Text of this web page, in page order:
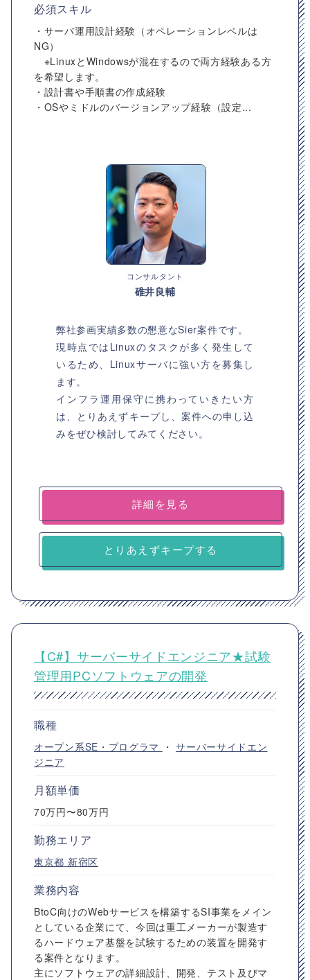
必須スキル
・サーバ運用設計経験（オペレーションレベルは
NG）
※LinuxとWindowsが混在するので両方経験ある方
を希望します。
・設計書や手順書の作成経験
・OSやミドルのバージョンアップ経験（設定...
コンサルタント
碓井良輔
弊社参画実績多数の懇意なSier案件です。
現時点ではLinuxのタスクが多く発生して
いるため、Linuxサーバに強い方を募集し
ます。
インフラ運用保守に携わっていきたい方
は、とりあえずキープし、案件への申し込
みをぜひ検討してみてください。
詳細を見る
とりあえずキープする
【C#】サーバーサイドエンジニア★試験
管理用PCソフトウェアの開発
職種
オープン系SE・プログラマ ・サーバーサイドエン
ジニア
月額単価
70万円〜80万円
勤務エリア
東京都 新宿区
業務内容
BtoC向けのWebサービスを構築するSI事業をメイン
としている企業にて、今回は重工メーカーが製造す
るハードウェア基盤を試験するための装置を開発す
る案件となります。
主にソフトウェアの詳細設計、開発、テスト及びマ